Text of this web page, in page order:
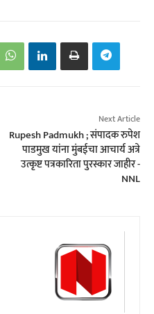
Next Article
Rupesh Padmukh ; संपादक रुपेश
पाडमुख यांना मुंबईचा आचार्य अत्रे
उत्कृष्ट पत्रकारिता पुरस्कार जाहीर -
NNL